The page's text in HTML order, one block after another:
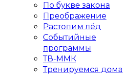
По букве закона
Преображение
Растопим лёд
Событийные
программы
ТВ-ММК
Тренируемся дома